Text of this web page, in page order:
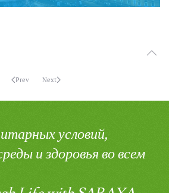
Prev Next
условий,
и здоровья во всем